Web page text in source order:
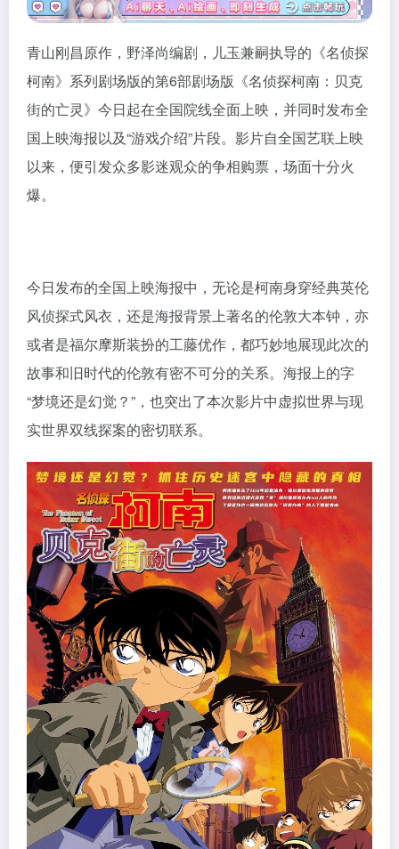
青山刚昌原作，野泽尚编剧，儿玉兼嗣执导的《名侦探
柯南》系列剧场版的第6部剧场版《名侦探柯南：贝克
街的亡灵》今日起在全国院线全面上映，并同时发布全
国上映海报以及“游戏介绍”片段。影片自全国艺联上映
以来，便引发众多影迷观众的争相购票，场面十分火
爆。
今日发布的全国上映海报中，无论是柯南身穿经典英伦
风侦探式风衣，还是海报背景上著名的伦敦大本钟，亦
或者是福尔摩斯装扮的工藤优作，都巧妙地展现此次的
故事和旧时代的伦敦有密不可分的关系。海报上的字
“梦境还是幻觉？”，也突出了本次影片中虚拟世界与现
实世界双线探案的密切联系。